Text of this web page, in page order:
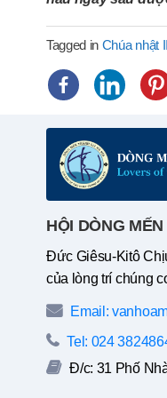
Tagged in Chúa nhật
HỘI DÒNG
Đức Giêsu-Kitô
của lòng trí chúng
Email:
Tel: 024
Đ/c: 31 Phố